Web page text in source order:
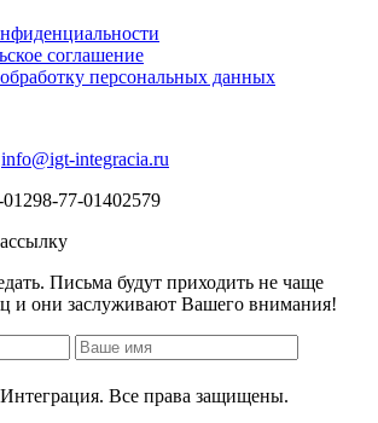
соглашение
персональных данных
info@igt-integracia.ru
77-01402579
Письма будут приходить не чаще
и они заслуживают Вашего внимания!
Все права защищены.